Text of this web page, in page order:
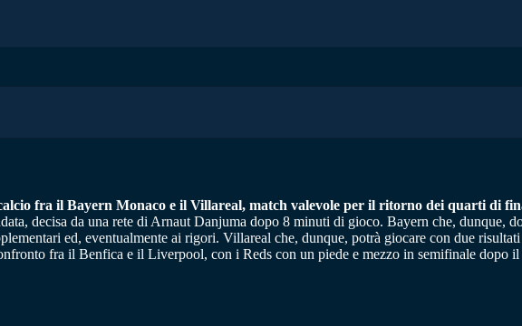
fra il Bayern Monaco e il Villareal, match valevole per il ritorno dei quarti di
decisa da una rete di Arnaut Danjuma dopo 8 minuti di gioco. Bayern che, dunque,
ed, eventualmente ai rigori. Villareal che, dunque, potrà giocare con due
fra il Benfica e il Liverpool, con i Reds con un piede e mezzo in semifinale dopo il